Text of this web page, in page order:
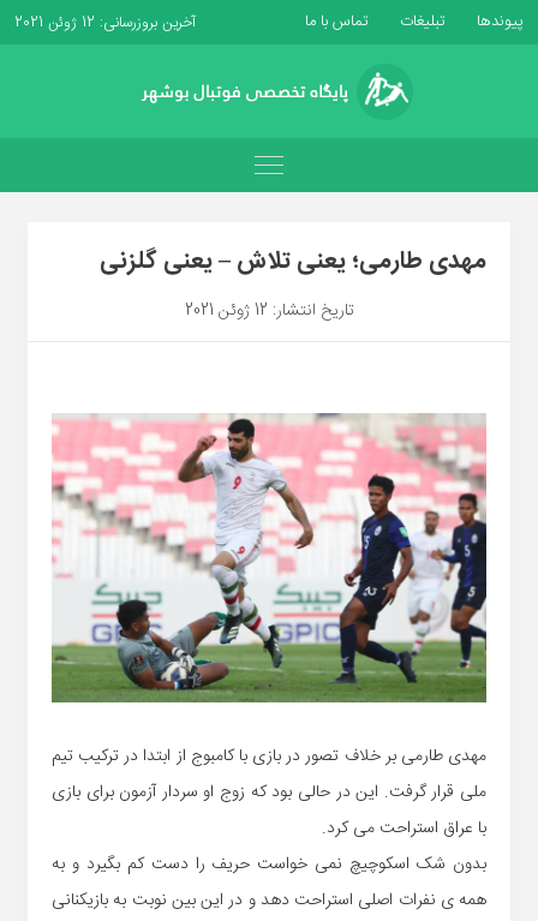
پیوندها تبلیغات تماس با ما آخرین بروزرسانی: 12 ژوئن 2021
مهدی طارمی؛ یعنی تلاش – یعنی گلزنی
تاریخ انتشار: 12 ژوئن 2021
مهدی طارمی بر خلاف تصور در بازی با کامبوج از ابتدا در ترکیب تیم
ملی قرار گرفت. این در حالی بود که زوج او سردار آزمون برای بازی
با عراق استراحت می کرد.
بدون شک اسکوچیچ نمی خواست حریف را دست کم بگیرد و به
همه ی نفرات اصلی استراحت دهد و در این بین نوبت به بازیکنانی